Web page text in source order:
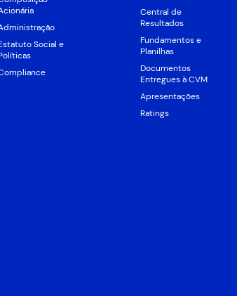
Social e
Central de
Resultados
Fundamentos e
Planilhas
Documentos
Entregues à CVM
Apresentações
Ratings